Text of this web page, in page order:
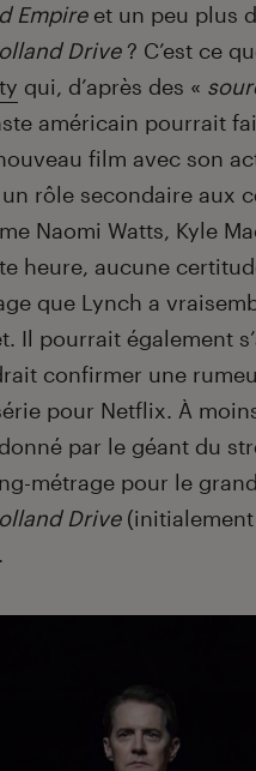
Empire et un peu plus
Drive? C’est ce
qui, d’après des «
américain pourrait
film avec son
rôle secondaire aux
Naomi Watts, Kyle
heure, aucune
que Lynch a
Il pourrait également
confirmer une
pour Netflix. À
par le géant du
métrage pour le
Drive